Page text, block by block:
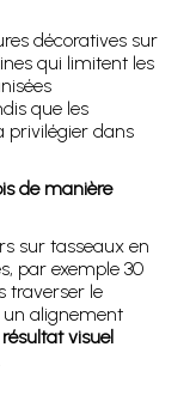
décoratives sur
qui limitent les
que les
privilégier dans
de manière
sur tasseaux en
par exemple 30
traverser le
un alignement
résultat visuel